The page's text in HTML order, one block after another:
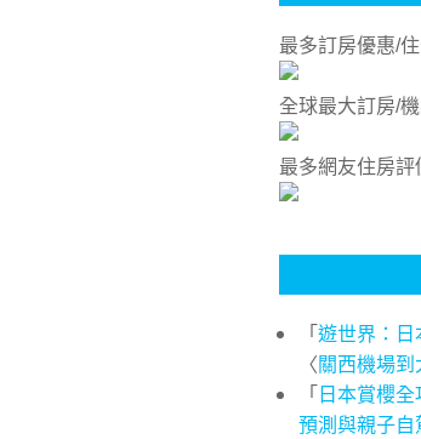
最多訂房優惠/
全球最大訂房/
最多網友住房評
「遊世界：日
〈關西機場
「日本賞櫻
預測與親子